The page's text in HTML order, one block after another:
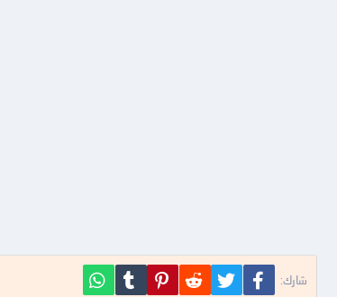
شارك: فيسبوك تويتر Reddit
Pinterest
Tumblr